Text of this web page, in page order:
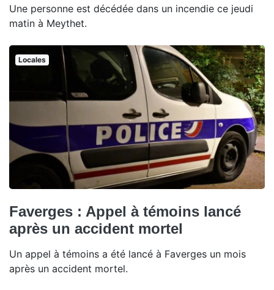
Une personne est décédée dans un incendie ce jeudi
matin à Meythet.
Locales
Faverges : Appel à témoins lancé
après un accident mortel
Un appel à témoins a été lancé à Faverges un mois
après un accident mortel.